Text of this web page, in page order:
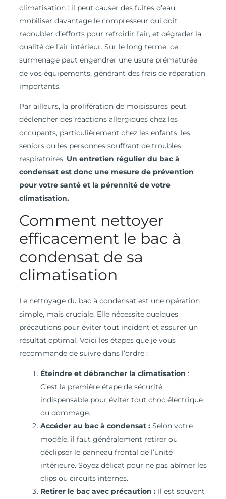
climatisation : il peut causer des fuites d’eau,
mobiliser davantage le compresseur qui doit
redoubler d’efforts pour refroidir l’air, et dégrader la
qualité de l’air intérieur. Sur le long terme, ce
surmenage peut engendrer une usure prématurée
de vos équipements, générant des frais de réparation
importants.
Par ailleurs, la prolifération de moisissures peut
déclencher des réactions allergiques chez les
occupants, particulièrement chez les enfants, les
seniors ou les personnes souffrant de troubles
respiratoires. Un entretien régulier du bac à
condensat est donc une mesure de prévention
pour votre santé et la pérennité de votre
climatisation.
Comment nettoyer
efficacement le bac à
condensat de sa
climatisation
Le nettoyage du bac à condensat est une opération
simple, mais cruciale. Elle nécessite quelques
précautions pour éviter tout incident et assurer un
résultat optimal. Voici les étapes que je vous
recommande de suivre dans l’ordre :
Éteindre et débrancher la climatisation :
C’est la première étape de sécurité
indispensable pour éviter tout choc électrique
ou dommage.
Accéder au bac à condensat :Selon votre
modèle, il faut généralement retirer ou
déclipser le panneau frontal de l’unité
intérieure. Soyez délicat pour ne pas abîmer les
clips ou circuits internes.
Retirer le bac avec précaution :Il est souvent